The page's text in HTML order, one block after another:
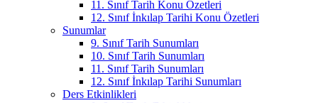
11. Sınıf Tarih Konu Özetleri
12. Sınıf İnkılap Tarihi Konu Özetleri
Sunumlar
9. Sınıf Tarih Sunumları
10. Sınıf Tarih Sunumları
11. Sınıf Tarih Sunumları
12. Sınıf İnkılap Tarihi Sunumları
Ders Etkinlikleri